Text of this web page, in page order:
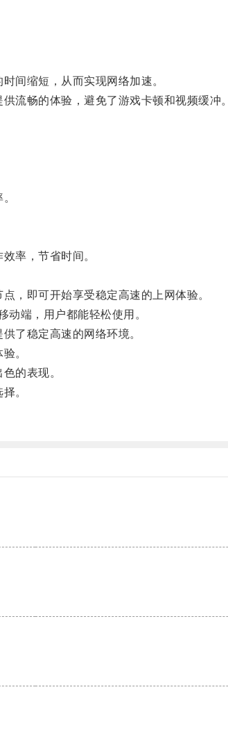
间缩短，从而实现网络加速。
畅的体验，避免了游戏卡顿和视频缓冲。
率，节省时间。
即可开始享受稳定高速的上网体验。
端，用户都能轻松使用。
了稳定高速的网络环境。
。
的表现。
。